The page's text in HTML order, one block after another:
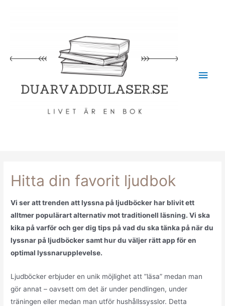
Hitta din favorit ljudbok
Vi ser att trenden att lyssna på ljudböcker har blivit ett
alltmer populärart alternativ mot traditionell läsning. Vi ska
kika på varför och ger dig tips på vad du ska tänka på när du
lyssnar på ljudböcker samt hur du väljer rätt app för en
optimal lyssnarupplevelse.
Ljudböcker erbjuder en unik möjlighet att ”läsa” medan man
gör annat – oavsett om det är under pendlingen, under
träningen eller medan man utför hushållssysslor. Detta